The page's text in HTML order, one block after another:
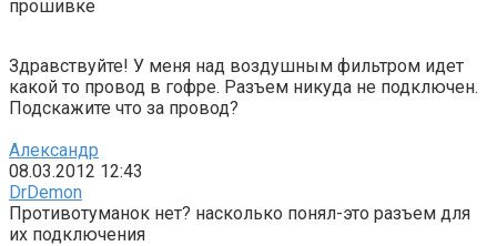
прошивке
Здравствуйте! У меня над воздушным фильтром идет
какой то провод в гофре. Разъем никуда не подключен.
Подскажите что за провод?
Александр
08.03.2012 12:43
DrDemon
Противотуманок нет? насколько понял-это разъем для
их подключения